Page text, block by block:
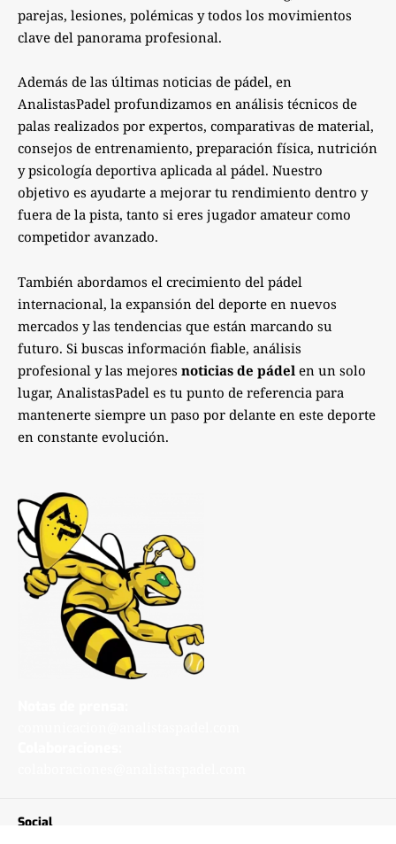
parejas, lesiones, polémicas y todos los movimientos
clave del panorama profesional.
Además de las últimas noticias de pádel, en
AnalistasPadel profundizamos en análisis técnicos de
palas realizados por expertos, comparativas de material,
consejos de entrenamiento, preparación física, nutrición
y psicología deportiva aplicada al pádel. Nuestro
objetivo es ayudarte a mejorar tu rendimiento dentro y
fuera de la pista, tanto si eres jugador amateur como
competidor avanzado.
También abordamos el crecimiento del pádel
internacional, la expansión del deporte en nuevos
mercados y las tendencias que están marcando su
futuro. Si buscas información fiable, análisis
profesional y las mejores noticias de pádel en un solo
lugar, AnalistasPadel es tu punto de referencia para
mantenerte siempre un paso por delante en este deporte
en constante evolución.
Social